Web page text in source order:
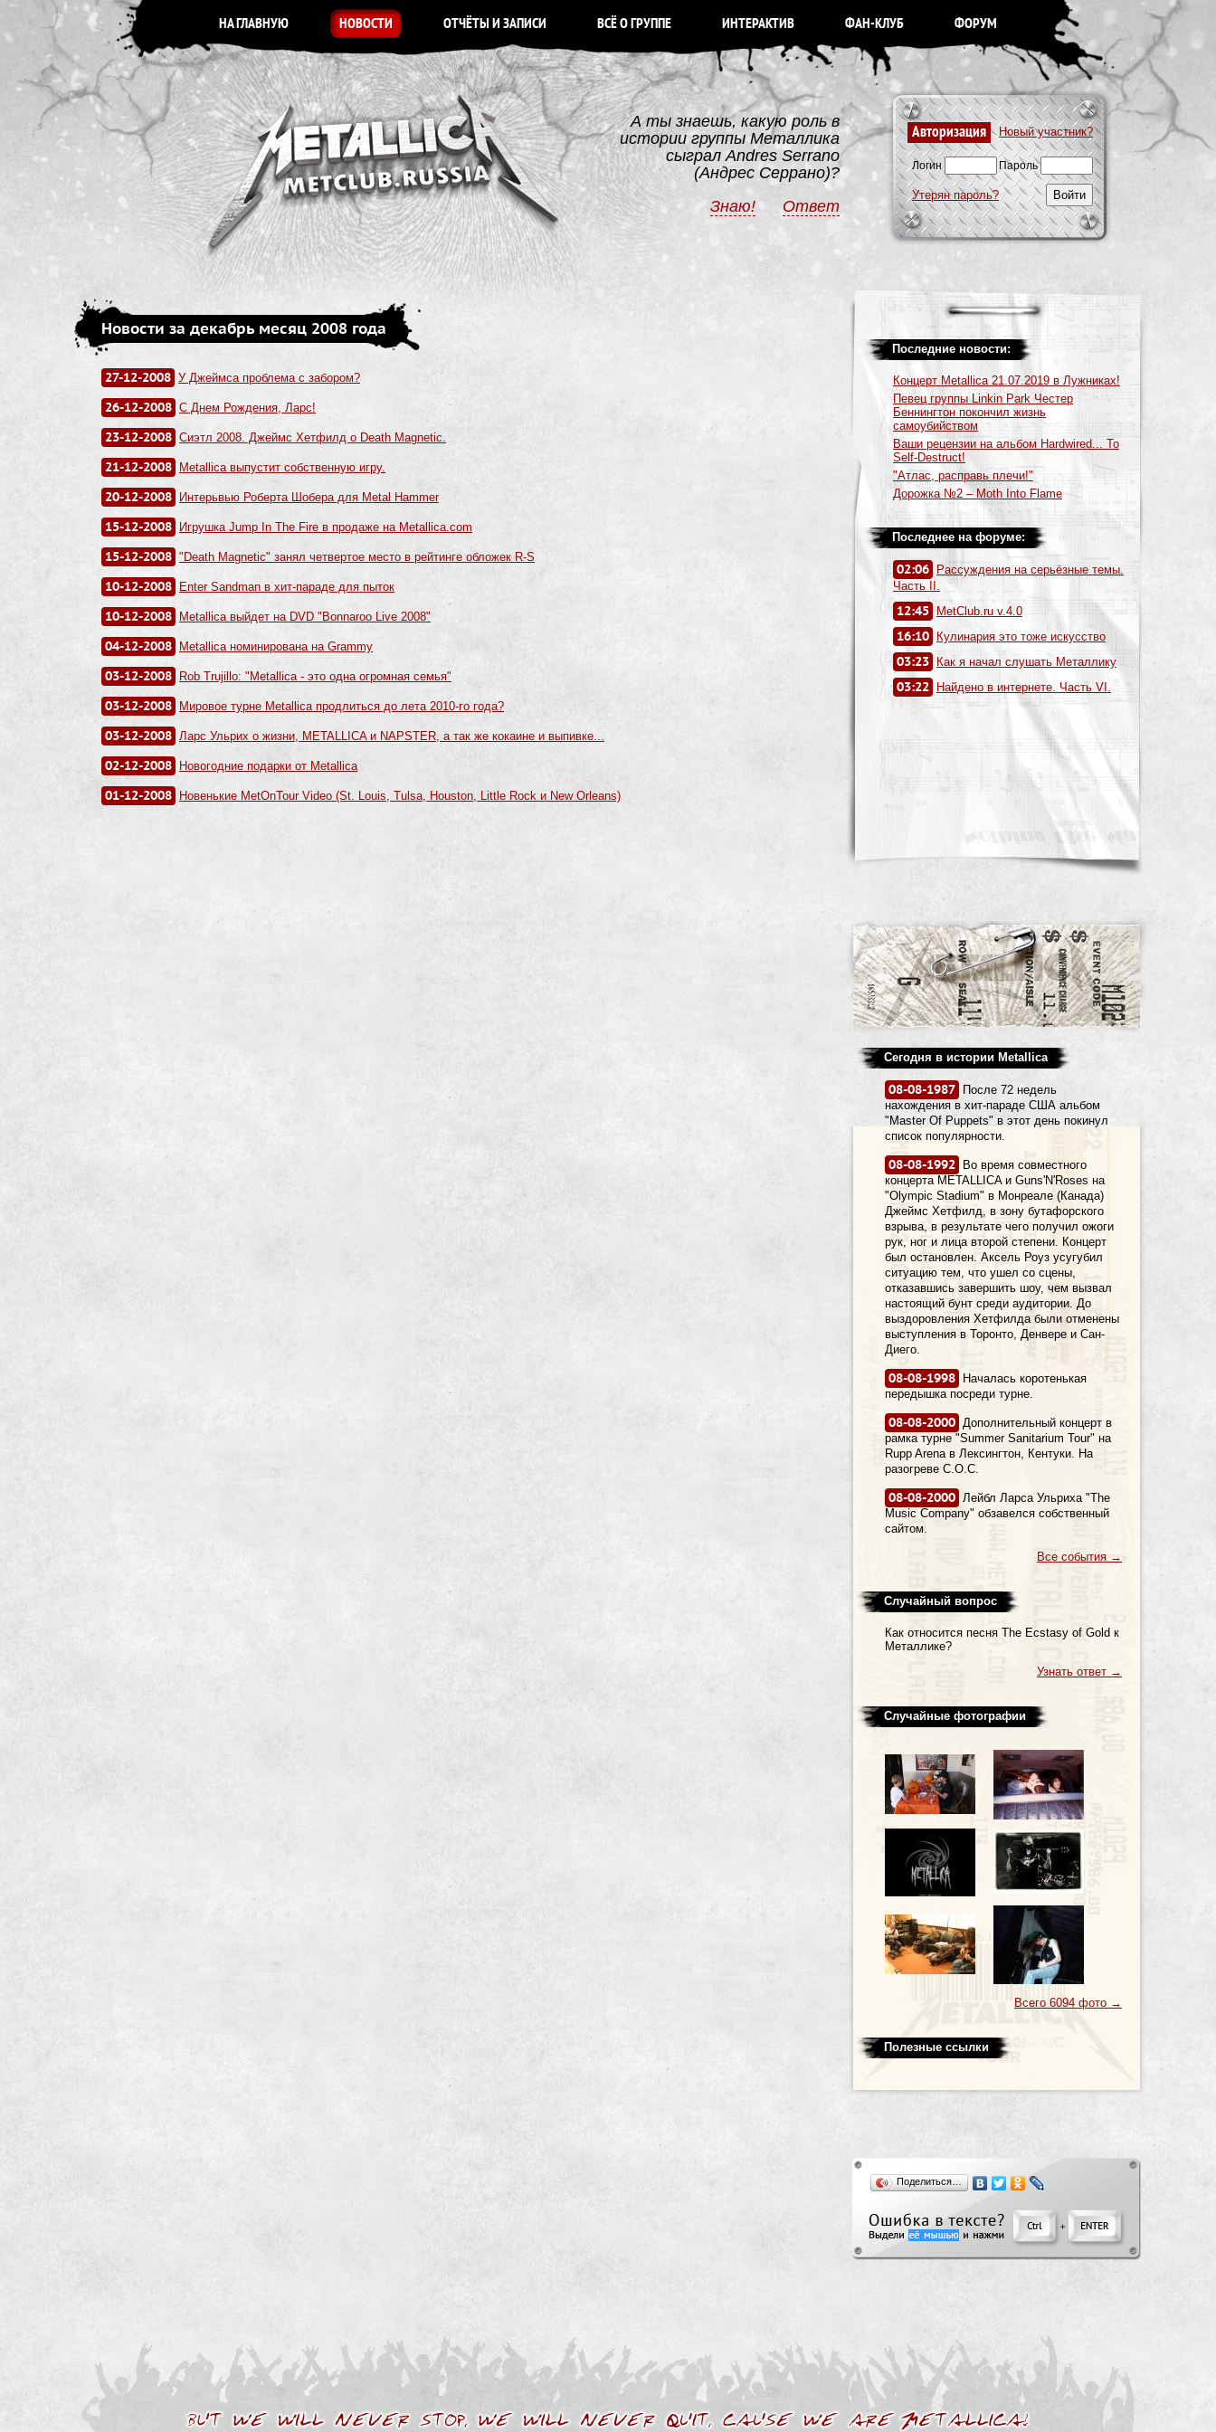
НА ГЛАВНУЮ НОВОСТИ ОТЧЁТЫ И ЗАПИСИ ВСЁ О ГРУППЕ ИНТЕРАКТИВ ФАН-КЛУБ ФОРУМ
Авторизация Новый участник?
Логин Пароль
Утерян пароль?
А ты знаешь, какую роль в
истории группы Металлика
сыграл Andres Serrano
(Андрес Серрано)?
Знаю!
Ответ
Новости за декабрь месяц 2008 года
27-12-2008 У Джеймса проблема с забором?
26-12-2008 С Днем Рождения, Ларс!
23-12-2008 Сиэтл 2008. Джеймс Хетфилд о Death Magnetic.
21-12-2008 Metallica выпустит собственную игру.
20-12-2008 Интерьвью Роберта Шобера для Metal Hammer
15-12-2008 Игрушка Jump In The Fire в продаже на Metallica.com
15-12-2008 "Death Magnetic" занял четвертое место в рейтинге обложек R-S
10-12-2008 Enter Sandman в хит-параде для пыток
10-12-2008 Metallica выйдет на DVD "Bonnaroo Live 2008"
04-12-2008 Metallica номинирована на Grammy
03-12-2008 Rob Trujillo: "Metallica - это одна огромная семья"
03-12-2008 Мировое турне Metallica продлиться до лета 2010-го года?
03-12-2008 Ларс Ульрих о жизни, METALLICA и NAPSTER, а так же кокаине и выпивке...
02-12-2008 Новогодние подарки от Metallica
01-12-2008 Новенькие MetOnTour Video (St. Louis, Tulsa, Houston, Little Rock и New Orleans)
Последние новости:
Концерт Metallica 21.07.2019 в Лужниках!
Певец группы Linkin Park Честер
Беннингтон покончил жизнь
самоубийством
Ваши рецензии на альбом Hardwired... To
Self-Destruct!
"Атлас, расправь плечи!"
Дорожка №2 – Moth Into Flame
Последнее на форуме:
02:06
Рассуждения на серьёзные темы.
Часть II.
12:45 MetClub.ru v.4.0
16:10 Кулинария это тоже искусство
03:23 Как я начал слушать Металлику
03:22 Найдено в интернете. Часть VI.
Сегодня в истории Metallica
08-08-1987
После 72 недель
нахождения в хит-параде США альбом
"Master Of Puppets" в этот день покинул
список популярности.
08-08-1992
Во время совместного
концерта METALLICA и Guns'N'Roses на
"Olympic Stadium" в Монреале (Канада)
Джеймс Хетфилд, в зону бутафорского
взрыва, в результате чего получил ожоги
рук, ног и лица второй степени. Концерт
был остановлен. Аксель Роуз усугубил
ситуацию тем, что ушел со сцены,
отказавшись завершить шоу, чем вызвал
настоящий бунт среди аудитории. До
выздоровления Хетфилда были отменены
выступления в Торонто, Денвере и Сан-
Диего.
08-08-1998
Началась коротенькая
передышка посреди турне.
08-08-2000 Дополнительный концерт в
рамка турне "Summer Sanitarium Tour" на
Rupp Arena в Лексингтон, Кентуки. На
разогреве C.O.C.
08-08-2000 Лейбл Ларса Ульриха "The
Music Company" обзавелся собственный
сайтом.
Все события →
Случайный вопрос
Как относится песня The Ecstasy of Gold к
Металлике?
Узнать ответ →
Случайные фотографии
Всего 6094 фото →
Полезные ссылки
Поделиться…